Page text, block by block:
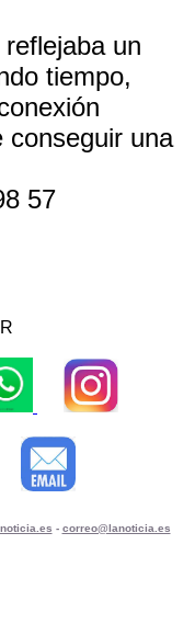
un
tiempo,
conseguir una
57
- correo@lanoticia.es